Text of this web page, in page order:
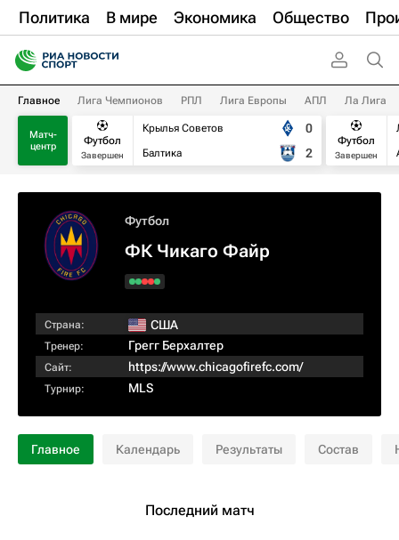
Политика В мире Экономика Общество
Главное Лига Чемпионов РПЛ Лига Европы АПЛ Ла Лига
Матч-
центр
Футбол
Завершен
Крылья Советов
Балтика
0
2
Футбол
Завершен
Футбол
ФК Чикаго Файр
Страна: США
Тренер: Грегг Берхалтер
Сайт: https://www.chicagofirefc.com/
Турнир: MLS
Главное Календарь Результаты Состав
Последний матч